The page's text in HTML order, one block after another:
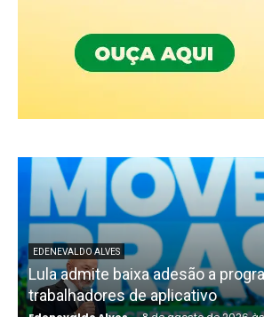
EDENEVALDO ALVES
Lula admite baixa adesão a
trabalhadores de aplicativo